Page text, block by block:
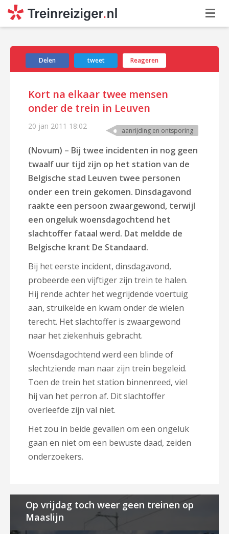
Delen tweet Reageren
Kort na elkaar twee mensen
onder de trein in Leuven
20 jan 2011 18:02 aanrijding en ontsporing
(Novum) – Bij twee incidenten in nog geen
twaalf uur tijd zijn op het station van de
Belgische stad Leuven twee personen
onder een trein gekomen. Dinsdagavond
raakte een persoon zwaargewond, terwijl
een ongeluk woensdagochtend het
slachtoffer fataal werd. Dat meldde de
Belgische krant De Standaard.
Bij het eerste incident, dinsdagavond,
probeerde een vijftiger zijn trein te halen.
Hij rende achter het wegrijdende voertuig
aan, struikelde en kwam onder de wielen
terecht. Het slachtoffer is zwaargewond
naar het ziekenhuis gebracht.
Woensdagochtend werd een blinde of
slechtziende man naar zijn trein begeleid.
Toen de trein het station binnenreed, viel
hij van het perron af. Dit slachtoffer
overleefde zijn val niet.
Het zou in beide gevallen om een ongeluk
gaan en niet om een bewuste daad, zeiden
onderzoekers.
Op vrijdag toch weer geen treinen op
Maaslijn